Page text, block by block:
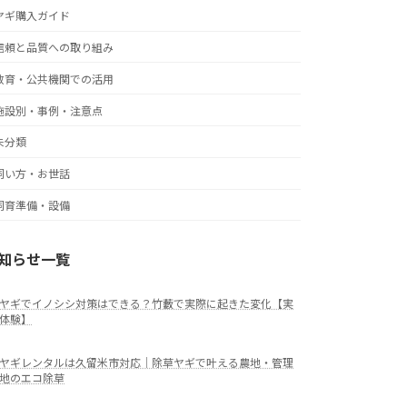
ギ購入ガイド
頼と品質への取り組み
育・公共機関での活用
設別・事例・注意点
分類
い方・お世話
育準備・設備
らせ一覧
ヤギでイノシシ対策はできる？竹藪で実際に起きた変化【実
体験】
ヤギレンタルは久留米市対応｜除草ヤギで叶える農地・管理
地のエコ除草